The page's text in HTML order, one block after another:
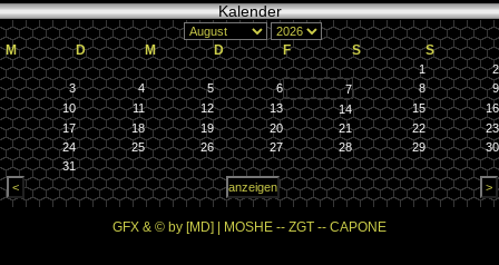
Kalender
M D M D F S S
1
2
3
4 5 6 7 8
9
10
11 12 13 14 15
16
17
18 19 20 21 22
23
24
25 26 27 28 29
30
31
GFX & © by [MD] | MOSHE -- ZGT -- CAPONE